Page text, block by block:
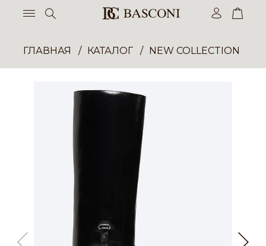
ГЛАВНАЯ КАТАЛОГ NEW COLLECTION